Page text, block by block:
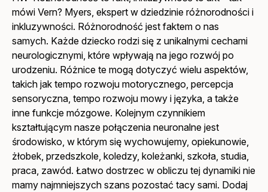
mówi Vern? Myers, ekspert w dziedzinie różnorodności i
inkluzywności. Różnorodność jest faktem o nas
samych. Każde dziecko rodzi się z unikalnymi cechami
neurologicznymi, które wpływają na jego rozwój po
urodzeniu. Różnice te mogą dotyczyć wielu aspektów,
takich jak tempo rozwoju motorycznego, percepcja
sensoryczna, tempo rozwoju mowy i języka, a także
inne funkcje mózgowe. Kolejnym czynnikiem
kształtującym nasze połączenia neuronalne jest
środowisko, w którym się wychowujemy, opiekunowie,
żłobek, przedszkole, koledzy, koleżanki, szkoła, studia,
praca, zawód. Łatwo dostrzec w obliczu tej dynamiki nie
mamy najmniejszych szans pozostać tacy sami. Dodaj